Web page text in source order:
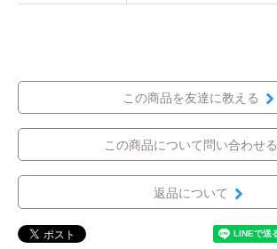
この商品を友達に教える
この商品について問い合わせる
返品について